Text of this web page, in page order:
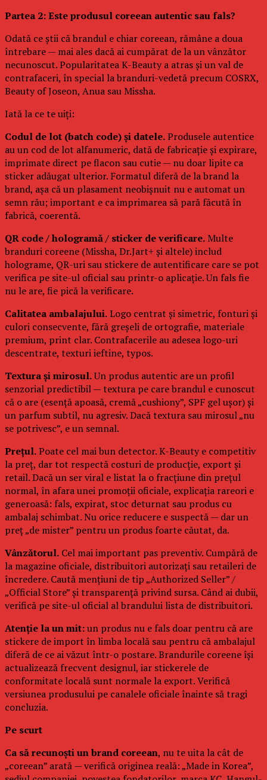
Partea 2: Este produsul coreean autentic sau fals?
Odată ce știi că brandul e chiar coreean, rămâne a doua
întrebare — mai ales dacă ai cumpărat de la un vânzător
necunoscut. Popularitatea K-Beauty a atras și un val de
contrafaceri, în special la branduri-vedetă precum COSRX,
Beauty of Joseon, Anua sau Missha.
Iată la ce te uiți:
Codul de lot (batch code) și datele.Produsele autentice
au un cod de lot alfanumeric, dată de fabricație și expirare,
imprimate direct pe flacon sau cutie — nu doar lipite ca
sticker adăugat ulterior. Formatul diferă de la brand la
brand, așa că un plasament neobișnuit nu e automat un
semn rău; important e ca imprimarea să pară făcută în
fabrică, coerentă.
QR code / hologramă / sticker de verificare.Multe
branduri coreene (Missha, Dr.Jart+ și altele) includ
holograme, QR-uri sau stickere de autentificare care se pot
verifica pe site-ul oficial sau printr-o aplicație. Un fals fie
nu le are, fie pică la verificare.
Calitatea ambalajului.Logo centrat și simetric, fonturi și
culori consecvente, fără greșeli de ortografie, materiale
premium, print clar. Contrafacerile au adesea logo-uri
descentrate, texturi ieftine, typos.
Textura și mirosul.Un produs autentic are un profil
senzorial predictibil — textura pe care brandul e cunoscut
că o are (esență apoasă, cremă „cushiony”, SPF gel ușor) și
un parfum subtil, nu agresiv. Dacă textura sau mirosul „nu
se potrivesc”, e un semnal.
Prețul.Poate cel mai bun detector. K-Beauty e competitiv
la preț, dar tot respectă costuri de producție, export și
retail. Dacă un ser viral e listat la o fracțiune din prețul
normal, în afara unei promoții oficiale, explicația rareori e
generoasă: fals, expirat, stoc deturnat sau produs cu
ambalaj schimbat. Nu orice reducere e suspectă — dar un
preț „de mister” pentru un produs foarte căutat, da.
Vânzătorul. Cel mai important pas preventiv. Cumpără de
la magazine oficiale, distribuitori autorizați sau retaileri de
încredere. Caută mențiuni de tip „Authorized Seller” /
„Official Store” și transparență privind sursa. Când ai dubii,
verifică pe site-ul oficial al brandului lista de distribuitori.
Atenție la un mit:un produs nu e fals doar pentru că are
stickere de import în limba locală sau pentru că ambalajul
diferă de ce ai văzut într-o postare. Brandurile coreene își
actualizează frecvent designul, iar stickerele de
conformitate locală sunt normale la export. Verifică
versiunea produsului pe canalele oficiale înainte să tragi
concluzia.
Pe scurt
Ca să recunoști un brand coreean, nu te uita la cât de
„coreean” arată — verifică originea reală: „Made in Korea”,